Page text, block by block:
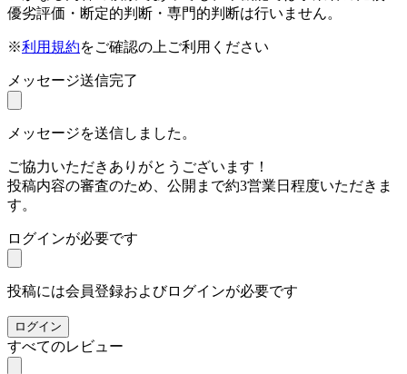
優劣評価・断定的判断・専門的判断は行いません。
※利用規約をご確認の上ご利用ください
メッセージ送信完了
メッセージを送信しました。
ご協力いただきありがとうございます！
投稿内容の審査のため、公開まで約3営業日程度いただきま
す。
ログインが必要です
投稿には会員登録およびログインが必要です
ログイン
すべてのレビュー